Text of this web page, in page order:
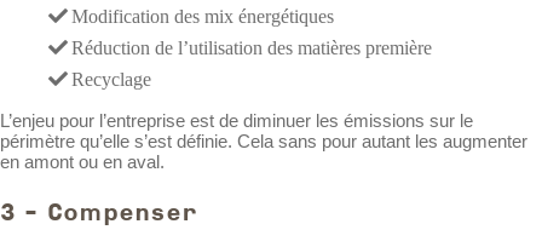
Modification des mix énergétiques
Réduction de l’utilisation des matières première
Recyclage
L’enjeu pour l’entreprise est de diminuer les émissions sur le
périmètre qu’elle s’est définie. Cela sans pour autant les augmenter
en amont ou en aval.
3 - Compenser